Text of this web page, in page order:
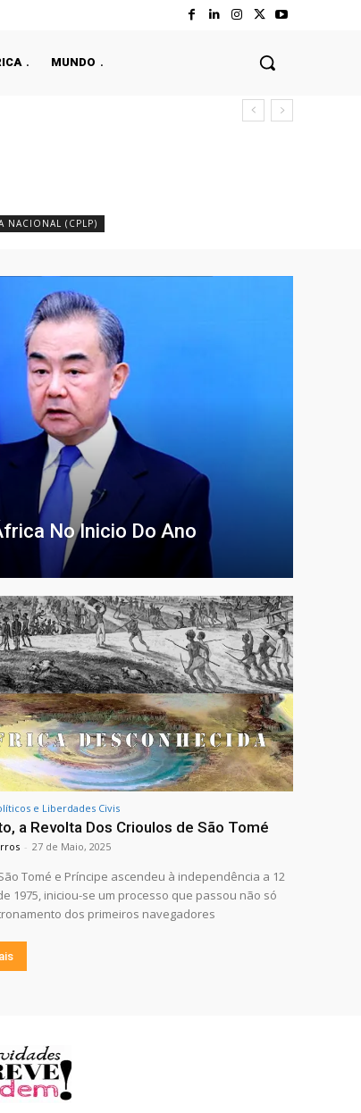
MUNDO
NACIONAL (CPLP)
No Inicio Do Ano
e Liberdades Civis
a Revolta Dos Crioulos de São Tomé
- 27 de Maio, 2025
Tomé e Príncipe ascendeu à independência a 12
1975, iniciou-se um processo que passou não só
dos primeiros navegadores